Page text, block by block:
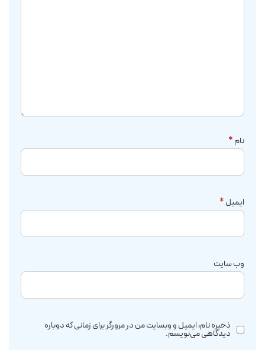
نام*
ایمیل*
وب‌ سایت
ذخیره نام، ایمیل و وبسایت من در مرورگر برای زمانی که دوباره
دیدگاهی می‌نویسم.